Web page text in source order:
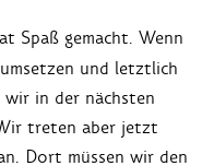
Spaß gemacht. Wenn
und letztlich
in der nächsten
treten aber jetzt
Dort müssen wir den